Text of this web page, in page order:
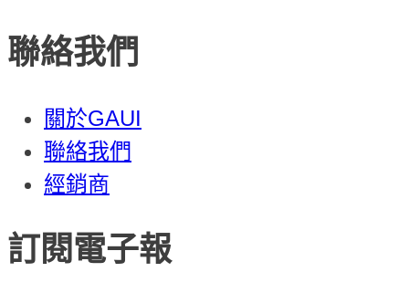
聯絡我們
關於GAUI
聯絡我們
經銷商
訂閱電子報